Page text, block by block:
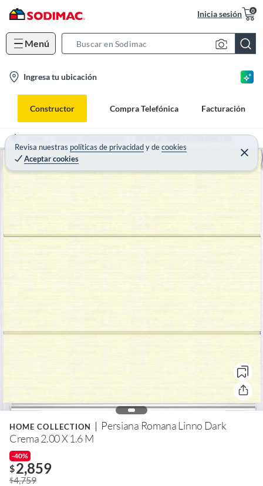
Inicia sesión 0
Menú
c
B
a
n
o
Ingresa tu ubicación
Constructor Compra Telefónica Facturación
Revisa nuestras políticas de privacidadydecookies
Aceptar cookies
Home HOGAR - DECORACION INSTALACIONES Y VTA DIRECTA
HOME COLLECTION
Persiana Romana Linno Dark
Crema 2.00 X 1.6 M
-40%
$2,859
$4,759